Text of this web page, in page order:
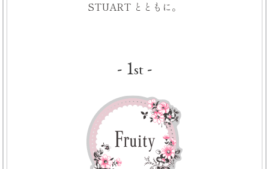
STUART と ともに。
- 1st -